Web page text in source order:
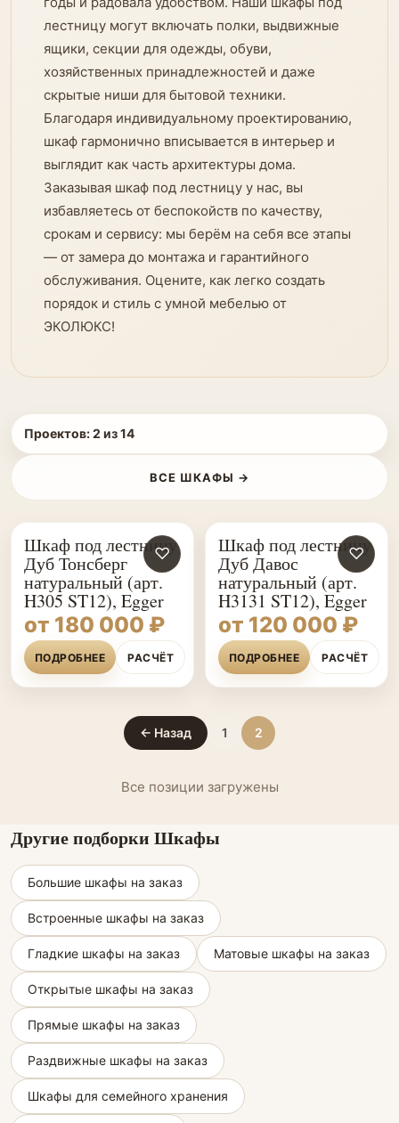
лестницу могут включать полки, выдвижные
ящики, секции для одежды, обуви,
хозяйственных принадлежностей и даже
скрытые ниши для бытовой техники.
Благодаря индивидуальному проектированию,
шкаф гармонично вписывается в интерьер и
выглядит как часть архитектуры дома.
Заказывая шкаф под лестницу у нас, вы
избавляетесь от беспокойств по качеству,
срокам и сервису: мы берём на себя все этапы
— от замера до монтажа и гарантийного
обслуживания. Оцените, как легко создать
порядок и стиль с умной мебелью от
ЭКОЛЮКС!
Проектов:2 из14
ВСЕ ШКАФЫ →
♡
Шкаф под лестницу
Дуб Тонсберг
натуральный (арт.
H305 ST12), Egger
от 180 000 ₽
ПОДРОБНЕЕ РАСЧЁТ
♡
Шкаф под лестницу
Дуб Давос
натуральный (арт.
H3131 ST12), Egger
от 120 000 ₽
ПОДРОБНЕЕ РАСЧЁТ
← Назад 1 2
Все позиции загружены
Другие подборки Шкафы
Большие шкафы на заказ
Встроенные шкафы на заказ
Гладкие шкафы на заказ Матовые шкафы на заказ
Открытые шкафы на заказ
Прямые шкафы на заказ
Раздвижные шкафы на заказ
Шкафы для семейного хранения